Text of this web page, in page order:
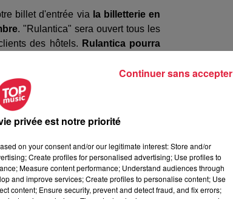
billet d'entrée via la billetterie en
. "Rulantica" sera ouvert tous les
des hôtels. Rulantica pourra
son billet en ligne.
l'attraction
de
privée est notre priorité
on your consent and/or our legitimate interest: Store and/or
Create profiles for personalised advertising; Use profiles to
Measure content performance; Understand audiences through
and improve services; Create profiles to personalise content; Use
content; Ensure security, prevent and detect fraud, and fix errors;
Continuer sans accepter